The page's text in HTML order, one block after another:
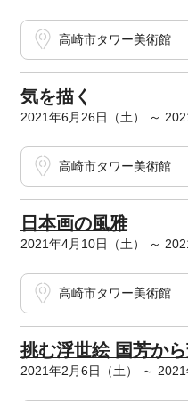
高崎市タワー美術館
気を描く
2021年6月26日（土） ～
高崎市タワー美術館
日本画の風雅
2021年4月10日（土） ～
高崎市タワー美術館
挑む浮世絵 国芳か
2021年2月6日（土） ～ 2021